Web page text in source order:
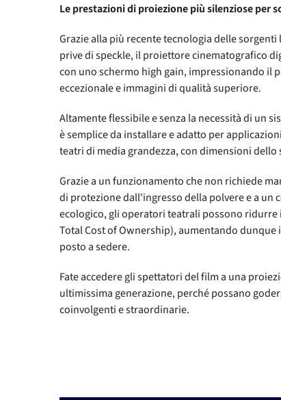
Le prestazioni di proiezione più silenziose per
Grazie alla più recente tecnologia delle
prive di speckle, il proiettore cinematografico
con uno schermo high gain, impressionando il
eccezionale e immagini di qualità superiore.
Altamente flessibile e senza la necessità di un
è semplice da installare e adatto per
teatri di media grandezza, con dimensioni dello
Grazie a un funzionamento che non richiede
di protezione dall'ingresso della polvere e a un
ecologico, gli operatori teatrali possono ridurre
Total Cost of Ownership), aumentando
posto a sedere.
Fate accedere gli spettatori del film a una
ultimissima generazione, perché possano
coinvolgenti e straordinarie.